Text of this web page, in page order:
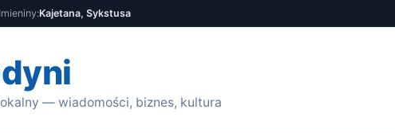
Imieniny:Kajetana, Sykstusa
— wiadomości, biznes, kultura